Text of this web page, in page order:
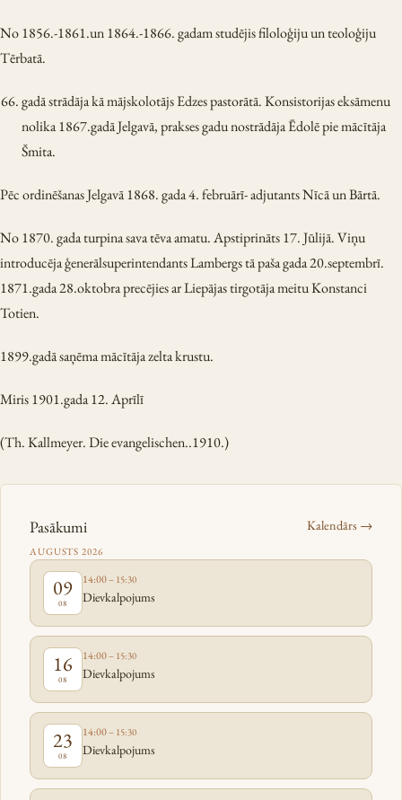
No 1856.-1861.un 1864.-1866. gadam studējis filoloģiju un teoloģiju
Tērbatā.
gadā strādāja kā mājskolotājs Edzes pastorātā. Konsistorijas eksāmenu
nolika 1867.gadā Jelgavā, prakses gadu nostrādāja Ēdolē pie mācītāja
Šmita.
Pēc ordinēšanas Jelgavā 1868. gada 4. februārī- adjutants Nīcā un Bārtā.
No 1870. gada turpina sava tēva amatu. Apstiprināts 17. Jūlijā. Viņu
introducēja ģenerālsuperintendants Lambergs tā paša gada 20.septembrī.
1871.gada 28.oktobra precējies ar Liepājas tirgotāja meitu Konstanci
Totien.
1899.gadā saņēma mācītāja zelta krustu.
Miris 1901.gada 12. Aprīlī
(Th. Kallmeyer. Die evangelischen..1910.)
Pasākumi Kalendārs →
AUGUSTS 2026
09
08
14:00– 15:30
Dievkalpojums
16
08
14:00– 15:30
Dievkalpojums
23
08
14:00– 15:30
Dievkalpojums